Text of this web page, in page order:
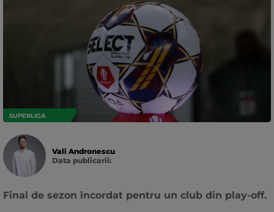
SUPERLIGA
Vali Andronescu
Data publicarii:
Final de sezon încordat pentru un club din play-off.